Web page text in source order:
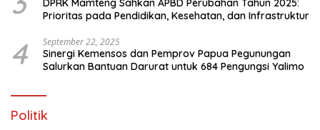
DPRK Mamteng Sahkan APBD Perubahan Tahun 2025:
Prioritas pada Pendidikan, Kesehatan, dan Infrastruktur
4 September 22, 2025
Sinergi Kemensos dan Pemprov Papua Pegunungan
Salurkan Bantuan Darurat untuk 684 Pengungsi Yalimo
Politik